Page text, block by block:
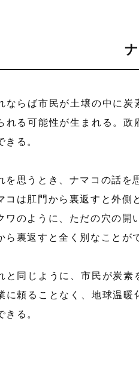
ならば市民が土壌の中に
れる可能性が生まれる。政
きる。
を思うとき、ナマコの話を
コは肛門から裏返すと外側
ワのように、ただの穴の開
ら裏返すと全く別なことが
と同じように、市民が炭素
に頼ることなく、地球温暖
きる。